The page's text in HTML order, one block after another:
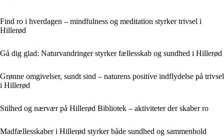
Find ro i hverdagen – mindfulness og meditation styrker trivsel i
Hillerød
Gå dig glad: Naturvandringer styrker fællesskab og sundhed i Hillerød
Grønne omgivelser, sundt sind – naturens positive indflydelse på trivsel
i Hillerød
Stilhed og nærvær på Hillerød Bibliotek – aktiviteter der skaber ro
Madfællesskaber i Hillerød styrker både sundhed og sammenhold